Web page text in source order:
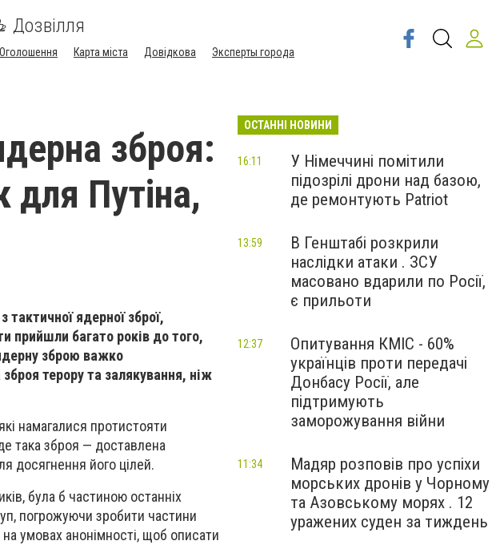
Дозвілля
Оголошення Карта міста Довідкова Эксперты города
зброя:
для Путіна,
тактичної ядерної зброї,
прийшли багато років до того,
зброю важко
терору та залякування, ніж
намагалися протистояти
така зброя — доставлена
досягнення його цілей.
була б частиною останніх
погрожуючи зробити частини
умовах анонімності, щоб описати
ОСТАННІ НОВИНИ
У Німеччині помітили
підозрілі дрони над базою,
де ремонтують Patriot
16:11
В Генштабі розкрили
наслідки атаки . ЗСУ
масовано вдарили по Росії,
є прильоти
13:59
Опитування КМІС - 60%
українців проти передачі
Донбасу Росії, але
підтримують
заморожування війни
12:37
Мадяр розповів про успіхи
морських дронів у Чорному
та Азовському морях . 12
уражених суден за тиждень
11:34